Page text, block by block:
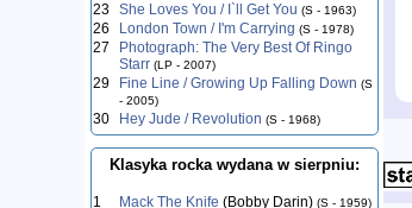
23 She Loves You / I`ll Get You (S - 1963)
26 London Town / I'm Carrying (S - 1978)
27
Photograph: The Very Best Of Ringo
Starr (LP - 2007)
29 Fine Line / Growing Up Falling Down (S
- 2005)
30 Hey Jude / Revolution (S - 1968)
Klasyka rocka wydana w sierpniu:
1 Mack The Knife (Bobby Darin) (S - 1959)